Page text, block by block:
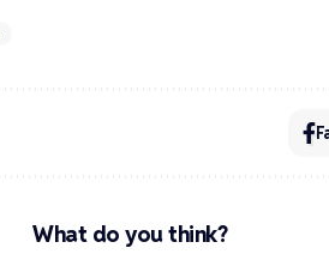
What do you think?